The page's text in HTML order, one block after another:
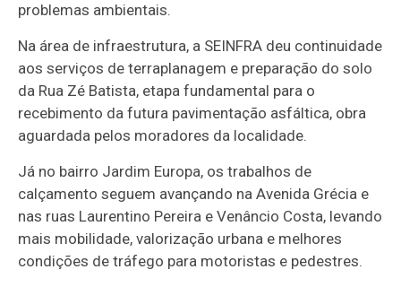
problemas ambientais.
Na área de infraestrutura, a SEINFRA deu continuidade
aos serviços de terraplanagem e preparação do solo
da Rua Zé Batista, etapa fundamental para o
recebimento da futura pavimentação asfáltica, obra
aguardada pelos moradores da localidade.
Já no bairro Jardim Europa, os trabalhos de
calçamento seguem avançando na Avenida Grécia e
nas ruas Laurentino Pereira e Venâncio Costa, levando
mais mobilidade, valorização urbana e melhores
condições de tráfego para motoristas e pedestres.